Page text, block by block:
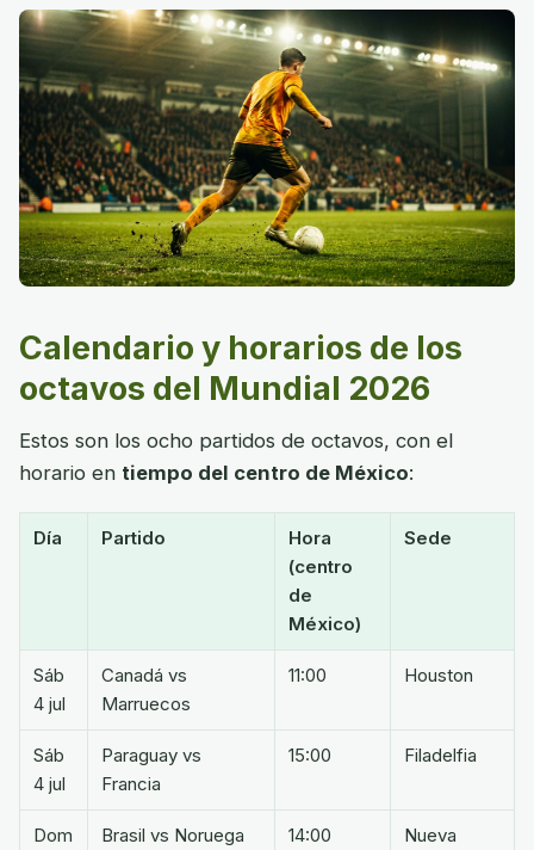
Calendario y horarios de los
octavos del Mundial 2026
Estos son los ocho partidos de octavos, con el
horario en tiempo del centro de México:
Día Partido
Hora
(centro
de
México)
Sede
Sáb
4 jul
Canadá vs
Marruecos
11:00 Houston
Sáb
4 jul
Paraguay vs
Francia
15:00 Filadelfia
Dom
Brasil vs Noruega 14:00
Nueva